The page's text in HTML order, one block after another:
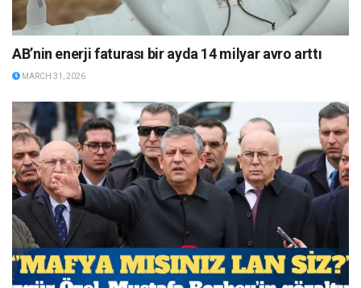
AB’nin enerji faturası bir ayda 14 milyar avro arttı
MARCH 31, 2026